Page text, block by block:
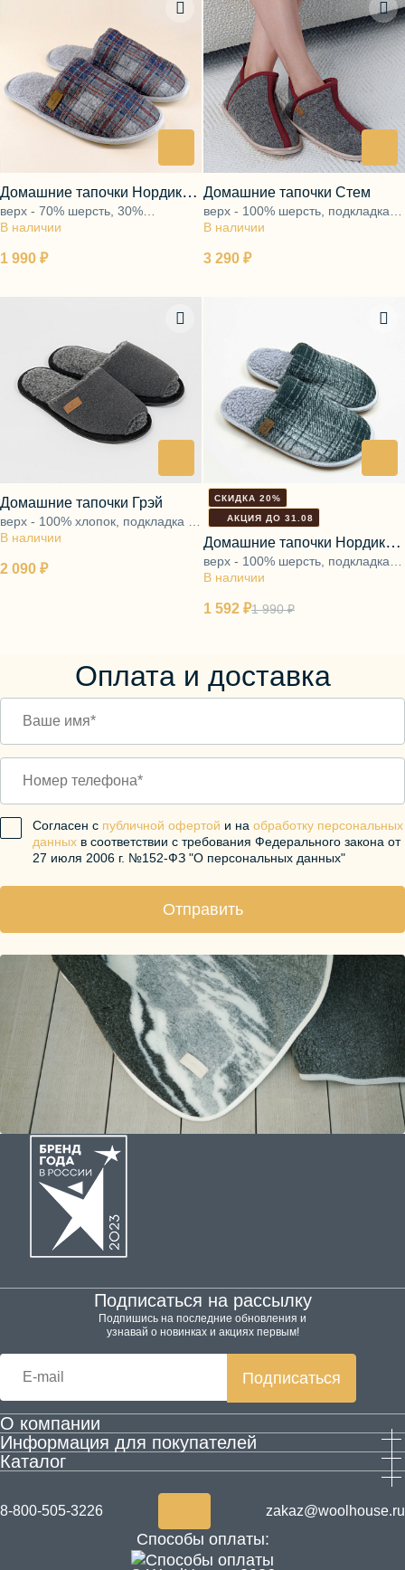
1 990 ₽
В наличии
Домашние тапочки Нордик
синий/1
верх - 70% шерсть, 30%
полиэфир, подкладка - ворс
3 290 ₽
В наличии
Домашние тапочки Стем
верх - 100% шерсть, подкладка -
ворс 100% шерсть, подошва -
2 090 ₽
В наличии
Домашние тапочки Грэй
верх - 100% хлопок, подкладка -
ворс 100% шерсть, подошва -
СКИДКА 20%
АКЦИЯ ДО 31.08
1 592 ₽1 990 ₽
В наличии
Домашние тапочки Нордик
зелёный
верх - 100% шерсть, подкладка -
ворс 100% шерсть, подошва -
Оплата и доставка
Согласен с публичной офертой и на обработку персональных
данных в соответствии с требования Федерального закона от
27 июля 2006 г. №152-ФЗ "О персональных данных"
Отправить
О компании
Производство
Контактная информация
Акции
Информация для покупателей
Гарантия и возврат
Согласие на обработку персональных данных
Согласие на получение рекламы
Каталог
Одежда
Товары для здоровья из шерсти
Подписаться на рассылку
Подпишись на последние обновления и
узнавай о новинках и акциях первым!
Подписаться
8-800-505-3226 zakaz@woolhouse.ru
Способы оплаты: